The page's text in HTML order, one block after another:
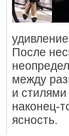
После
между
и
наконец-
ясность.